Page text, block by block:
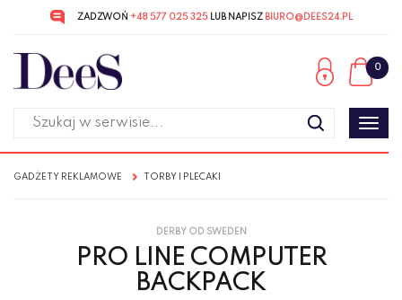
do menu
głównego
do
menu
w
ZADZWOŃ +48 577 025 325LUB NAPISZ BIURO@DEES24.PL
0
GADŻETY REKLAMOWE TORBY I PLECAKI
DERBY OD SWEDEN
PRO LINE COMPUTER
BACKPACK